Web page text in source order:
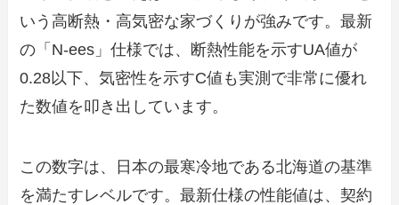
いう高断熱・高気密な家づくりが強みです。最新
の「N-ees」仕様では、断熱性能を示すUA値が
0.28以下、気密性を示すC値も実測で非常に優れ
た数値を叩き出しています。
この数字は、日本の最寒冷地である北海道の基準
を満たすレベルです。最新仕様の性能値は、契約